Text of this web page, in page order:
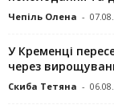
Чепіль Олена -
У Кременці
через
Скиба Тетяна -